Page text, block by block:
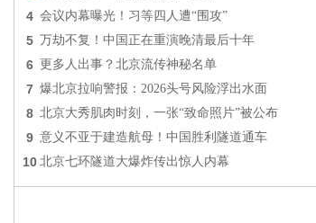
4 会议内幕曝光！习等四人遭“围攻”
5 万劫不复！中国正在重演晚清最后十年
6 更多人出事？北京流传神秘名单
7 爆北京拉响警报：2026头号风险浮出水面
8 北京大秀肌肉时刻，一张“致命照片”被公布
9 意义不亚于建造航母！中国胜利隧道通车
10 北京七环隧道大爆炸传出惊人内幕